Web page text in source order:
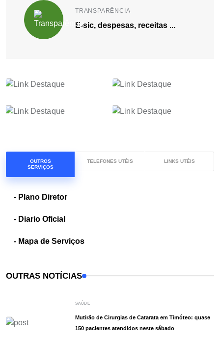
TRANSPARÊNCIA
E-sic, despesas, receitas ...
OUTROS
SERVIÇOS
TELEFONES UTÉIS LINKS UTÉIS
- Plano Diretor
- Diario Oficial
- Mapa de Serviços
OUTRAS NOTÍCIAS
SAÚDE
Mutirão de Cirurgias de Catarata em Timóteo: quase
150 pacientes atendidos neste sábado